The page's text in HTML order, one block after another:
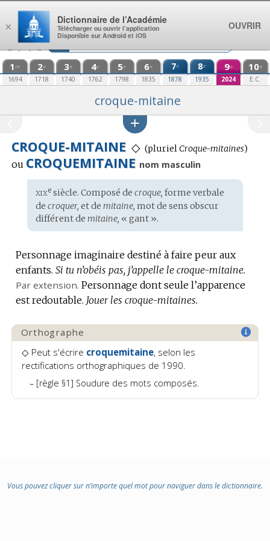
Aller au contenu
1 re
1694
2e
1718
3e
1740
4e
1762
5e
1798
6e
1835
7e
1878
8e
1935
9e
2024
10e
E.C.
croque-mitaine
CROQUE-MITAINE ◇ (pluriel Croque-mitaines)
ou CROQUEMITAINE nom masculin
Étymologie
:
xixesiècle. Composé de croque, forme verbale
de croquer, et de mitaine, mot de sens obscur
différent de mitaine, « gant ».
Personnage imaginaire destiné à faire peur aux
enfants. Si tu n’obéis pas, j’appelle le croque-mitaine.
Par extension. Personnage dont seule l’apparence
est redoutable. Jouer les croque-mitaines.
Orthographe
◇ Peut s'écrire croquemitaine, selon les
rectifications orthographiques de 1990.
[règle §1] Soudure des mots composés.
Vous pouvez cliquer sur n’importe quel mot pour naviguer dans le dictionnaire.
×
Dictionnaire de l’Académie
Télécharger ou ouvrir l’application
Disponible sur Android et iOS
OUVRIR